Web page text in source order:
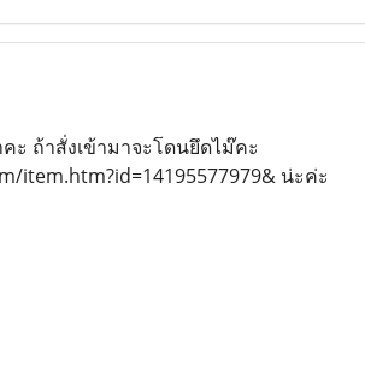
ะ ถ้าสั่งเข้ามาจะโดนยึดไม๊คะ
item.htm?id=14195577979& น่ะค่ะ